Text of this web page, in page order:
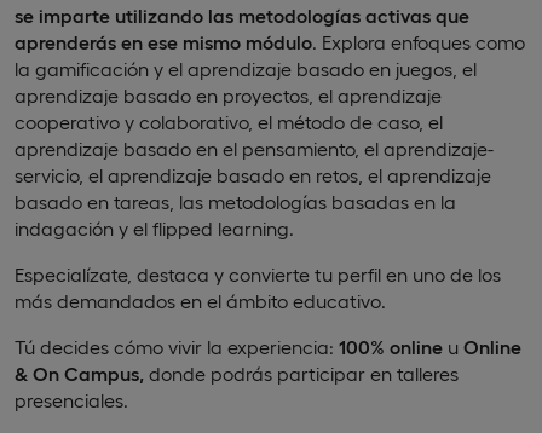
se imparte utilizando las metodologías activas que
aprenderás en ese mismo módulo. Explora enfoques como
la gamificación y el aprendizaje basado en juegos, el
aprendizaje basado en proyectos, el aprendizaje
cooperativo y colaborativo, el método de caso, el
aprendizaje basado en el pensamiento, el aprendizaje-
servicio, el aprendizaje basado en retos, el aprendizaje
basado en tareas, las metodologías basadas en la
indagación y el flipped learning.
Especialízate, destaca y convierte tu perfil en uno de los
más demandados en el ámbito educativo.
Tú decides cómo vivir la experiencia: 100% online u Online
& On Campus, donde podrás participar en talleres
presenciales.